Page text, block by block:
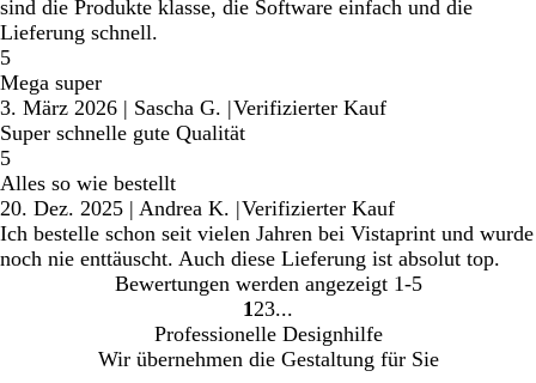
sind die Produkte klasse, die Software einfach und die
Lieferung schnell.
5
Mega super
3. März 2026 | Sascha G. |Verifizierter Kauf
Super schnelle gute Qualität
5
Alles so wie bestellt
20. Dez. 2025 | Andrea K. |Verifizierter Kauf
Ich bestelle schon seit vielen Jahren bei Vistaprint und wurde
noch nie enttäuscht. Auch diese Lieferung ist absolut top.
Bewertungen werden angezeigt 1-5
Gehe
zu
Seite
1 Gehe
zu
Seite
2 Gehe
zu
Seite
3
Professionelle Designhilfe
Wir übernehmen die Gestaltung für Sie